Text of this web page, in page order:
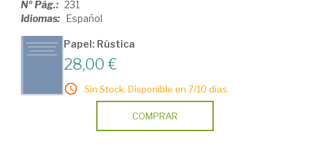
Nº Pág.: 231
Idiomas: Español
Papel: Rústica
28,00 €
Sin Stock. Disponible en 7/10 días.
COMPRAR